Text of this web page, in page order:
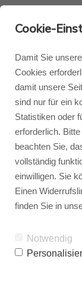
Monitor
Monitor
Roksan
Blok
Blog
Blog
Blog Blok
Cookie-
Damit Sie
Cookies
damit unsere
sind nur für ein
Statistiken oder
erforderlich.
beachten Sie,
vollständig
einwilligen. Sie
Einen
finden Sie in
Notwendig